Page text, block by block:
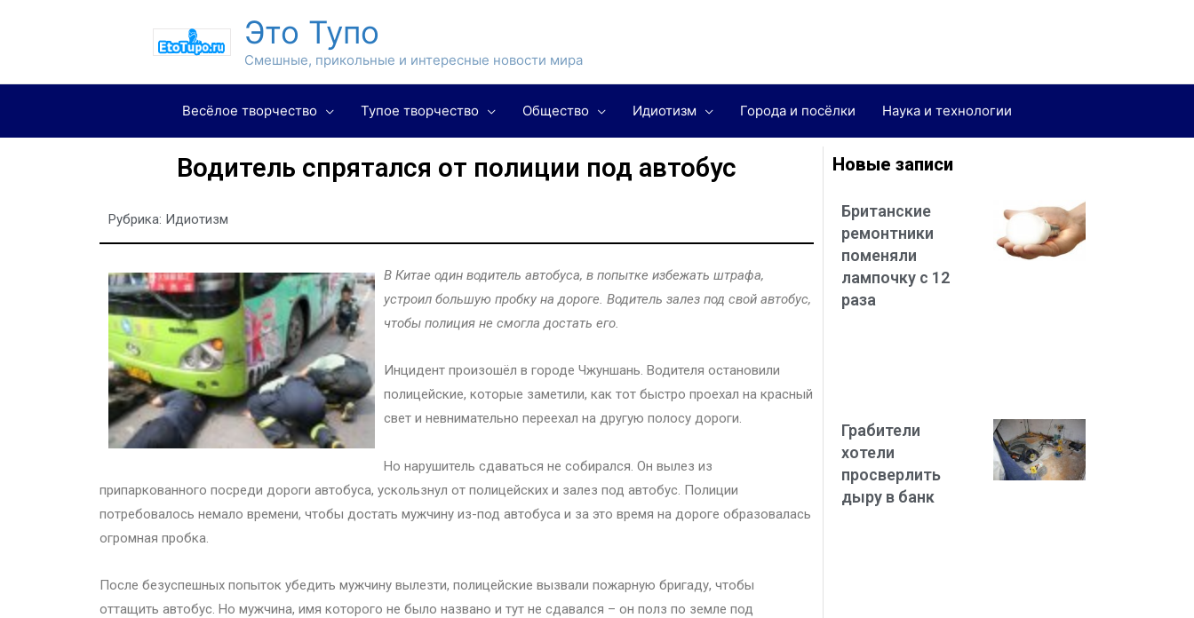
Это Тупо
Смешные, прикольные и интересные новости мира
Весёлое творчество Тупое творчество Общество Идиотизм Города и посёлки Наука и технологии
Водитель спрятался от полиции под автобус
Рубрика: Идиотизм
В Китае один водитель автобуса, в попытке избежать штрафа,
устроил большую пробку на дороге. Водитель залез под свой автобус,
чтобы полиция не смогла достать его.
Инцидент произошёл в городе Чжуншань. Водителя остановили
полицейские, которые заметили, как тот быстро проехал на красный
свет и невнимательно переехал на другую полосу дороги.
Но нарушитель сдаваться не собирался. Он вылез из
припаркованного посреди дороги автобуса, ускользнул от полицейских и залез под автобус. Полиции
потребовалось немало времени, чтобы достать мужчину из-под автобуса и за это время на дороге образовалась
огромная пробка.
После безуспешных попыток убедить мужчину вылезти, полицейские вызвали пожарную бригаду, чтобы
оттащить автобус. Но мужчина, имя которого не было названо и тут не сдавался – он полз по земле под
Новые записи
Британские
ремонтники
поменяли
лампочку с 12
раза
Грабители
хотели
просверлить
дыру в банк